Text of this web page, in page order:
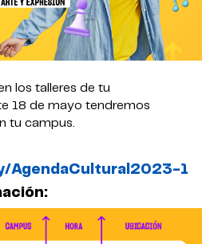
los talleres de tu
18 de mayo tendremos
tu campus.
AgendaCultural2023-1